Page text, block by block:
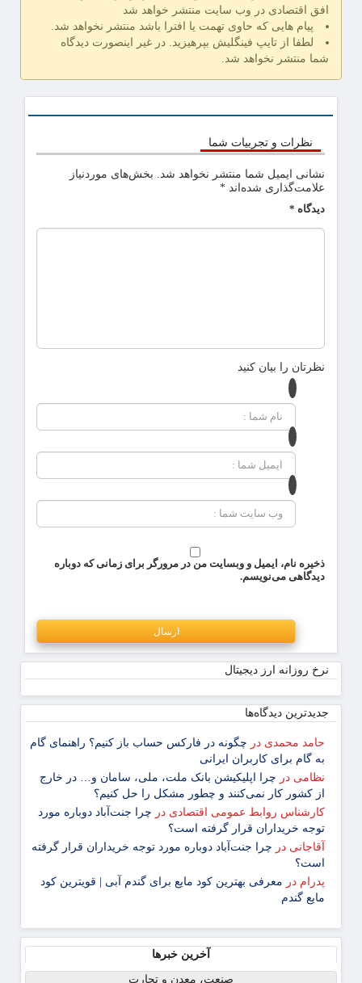
افق اقتصادی در وب سایت منتشر خواهد شد
پیام هایی که حاوی تهمت یا افترا باشد منتشر نخواهد شد.
لطفا از تایپ فینگلیش بپرهیزید. در غیر اینصورت دیدگاه
شما منتشر نخواهد شد.
نظرات و تجربیات شما
نشانی ایمیل شما منتشر نخواهد شد. بخش‌های موردنیاز
علامت‌گذاری شده‌اند *
دیدگاه *
نظرتان را بیان کنید
ذخیره نام، ایمیل و وبسایت من در مرورگر برای زمانی که دوباره
دیدگاهی می‌نویسم.
نرخ روزانه ارز دیجیتال
جدیدترین دیدگاه‌‌ها
حامد محمدی در چگونه در فارکس حساب باز کنیم؟ راهنمای گام
‌به ‌گام برای کاربران ایرانی
نظامی در چرا اپلیکیشن بانک ملت، ملی، سامان و… در خارج
از کشور کار نمی‌کنند و چطور مشکل را حل کنیم؟
کارشناس روابط عمومی اقتصادی در چرا جنت‌آباد دوباره مورد
توجه خریداران قرار گرفته است؟
آقاجانی در چرا جنت‌آباد دوباره مورد توجه خریداران قرار گرفته
است؟
پدرام در معرفی بهترین کود مایع برای گندم آبی | قویترین کود
مایع گندم
آخرین خبرها
صنعت، معدن و تجارت